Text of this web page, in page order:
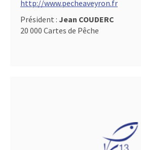
http://www.pecheaveyron.fr
Président : Jean COUDERC
20 000 Cartes de Pêche